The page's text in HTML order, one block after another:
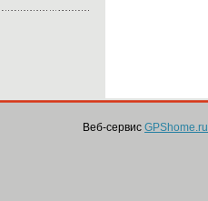
Веб-сервис GPShome.ru